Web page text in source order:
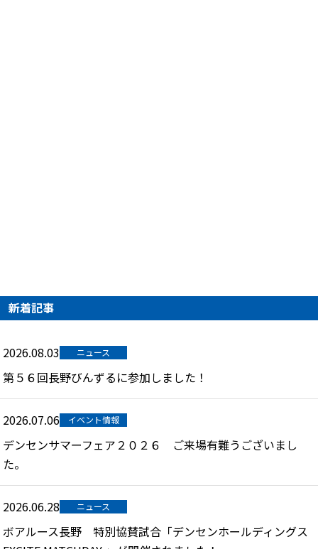
新着記事
2026.08.03 ニュース
第５６回長野びんずるに参加しました！
2026.07.06 イベント情報
デンセンサマーフェア２０２６ ご来場有難うございまし
た。
2026.06.28 ニュース
ボアルース長野 特別協賛試合「デンセンホールディングス